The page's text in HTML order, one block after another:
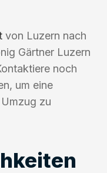
von Luzern nach
Gärtner Luzern
noch
um eine
zu